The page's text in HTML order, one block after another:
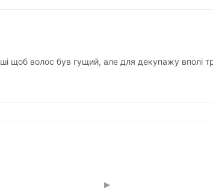
щоб волос був гущий, але для декупажу вполі
▸